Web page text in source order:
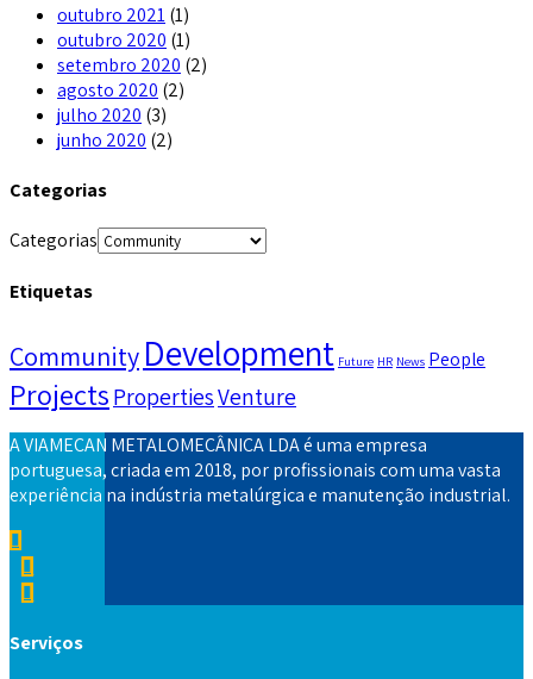
outubro 2021(1)
outubro 2020 (1)
setembro 2020 (2)
agosto 2020 (2)
julho 2020 (3)
junho 2020 (2)
Categorias
Categorias
Etiquetas
Community Development Future HR News People
ProjectsPropertiesVenture
A VIAMECAN METALOMECÂNICA LDA é uma empresa
portuguesa, criada em 2018, por profissionais com uma vasta
experiência na indústria metalúrgica e manutenção industrial.
Serviços